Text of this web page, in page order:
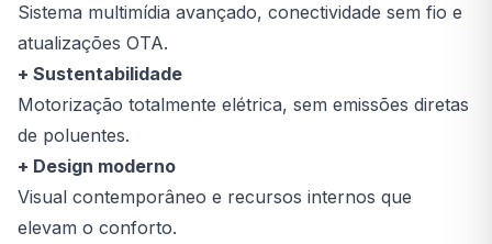
Sistema multimídia avançado, conectividade sem fio e
atualizações OTA.
+ Sustentabilidade
Motorização totalmente elétrica, sem emissões diretas
de poluentes.
+ Design moderno
Visual contemporâneo e recursos internos que
elevam o conforto.